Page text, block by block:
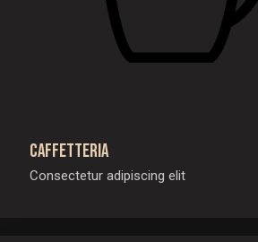
Caffetteria
Consectetur adipiscing elit